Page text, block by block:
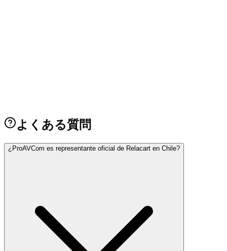
よくある質問
¿ProAVCom es representante oficial de Relacart en Chile?